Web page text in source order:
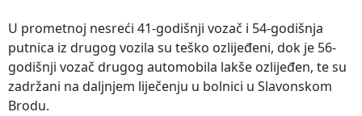
U prometnoj nesreći 41-godišnji vozač i 54-godišnja
putnica iz drugog vozila su teško ozlijeđeni, dok je 56-
godišnji vozač drugog automobila lakše ozlijeđen, te su
zadržani na daljnjem liječenju u bolnici u Slavonskom
Brodu.